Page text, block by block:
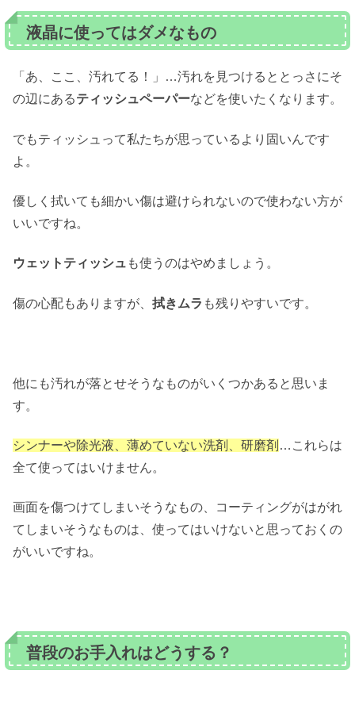
液晶に使ってはダメなもの
「あ、ここ、汚れてる！」…汚れを見つけるととっさにそ
の辺にあるティッシュペーパーなどを使いたくなります。
でもティッシュって私たちが思っているより固いんです
よ。
優しく拭いても細かい傷は避けられないので使わない方が
いいですね。
ウェットティッシュ も使うのはやめましょう。
傷の心配もありますが、 拭きムラ も残りやすいです。
他にも汚れが落とせそうなものがいくつかあると思いま
す。
シンナーや除光液、薄めていない洗剤、研磨剤 …これらは
全て使ってはいけません。
画面を傷つけてしまいそうなもの、コーティングがはがれ
てしまいそうなものは、使ってはいけないと思っておくの
がいいですね。
普段のお手入れはどうする？